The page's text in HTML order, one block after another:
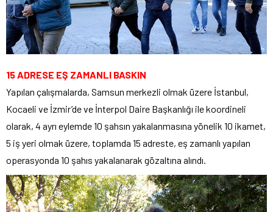
15 ADRESE EŞ ZAMANLI BASKIN
Yapılan çalışmalarda, Samsun merkezli olmak üzere İstanbul,
Kocaeli ve İzmir’de ve İnterpol Daire Başkanlığı ile koordineli
olarak, 4 ayrı eylemde 10 şahsın yakalanmasına yönelik 10 ikamet,
5 iş yeri olmak üzere, toplamda 15 adreste, eş zamanlı yapılan
operasyonda 10 şahıs yakalanarak gözaltına alındı.